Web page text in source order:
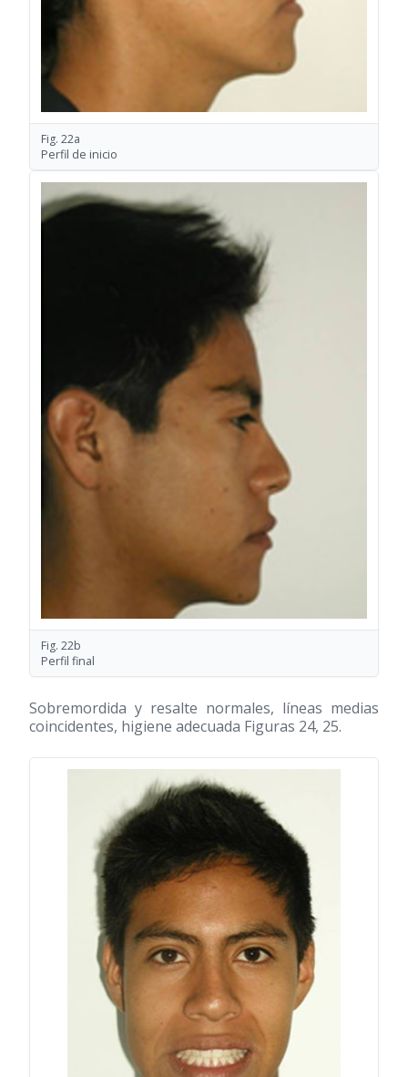
Fig. 22a
Perfil de inicio
Fig. 22b
Perfil final
Sobremordida y resalte normales, líneas medias
coincidentes, higiene adecuada Figuras 24, 25.